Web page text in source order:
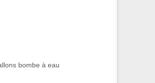
bombe à eau